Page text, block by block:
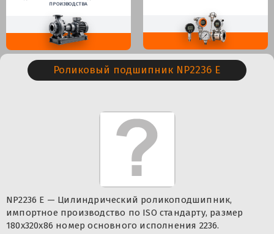
ПРОИЗВОДСТВА
Роликовый подшипник NP2236 E
NP2236 E — Цилиндрический роликоподшипник,
импортное производство по ISO стандарту, размер
180x320x86 номер основного исполнения 2236.